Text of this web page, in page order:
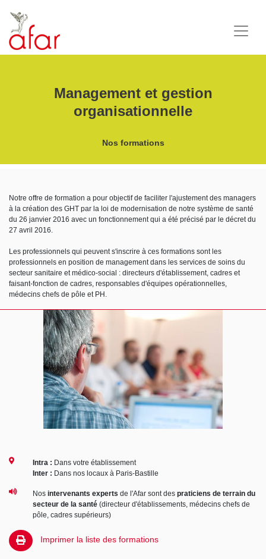
Management et gestion
organisationnelle
Nos formations
Notre offre de formation a pour objectif de faciliter l'ajustement des managers
à la création des GHT par la loi de modernisation de notre système de santé
du 26 janvier 2016 avec un fonctionnement qui a été précisé par le décret du
27 avril 2016.
Les professionnels qui peuvent s'inscrire à ces formations sont les
professionnels en position de management dans les services de soins du
secteur sanitaire et médico-social : directeurs d'établissement, cadres et
faisant-fonction de cadres, responsables d'équipes opérationnelles,
médecins chefs de pôle et PH.
Intra : Dans votre établissement
Inter : Dans nos locaux à Paris-Bastille
Nos intervenants experts de l'Afar sont des praticiens de terrain du
secteur de la santé (directeur d'établissements, médecins chefs de
pôle, cadres supérieurs)
Imprimer la liste des formations